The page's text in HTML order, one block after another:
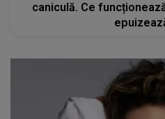
caniculă. Ce